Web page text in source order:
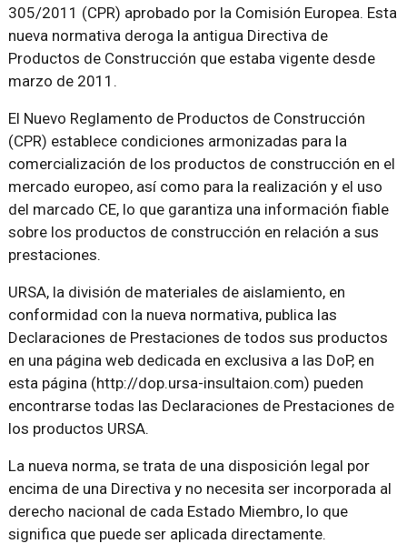
305/2011 (CPR) aprobado por la Comisión Europea. Esta
nueva normativa deroga la antigua Directiva de
Productos de Construcción que estaba vigente desde
marzo de 2011.
El Nuevo Reglamento de Productos de Construcción
(CPR) establece condiciones armonizadas para la
comercialización de los productos de construcción en el
mercado europeo, así como para la realización y el uso
del marcado CE, lo que garantiza una información fiable
sobre los productos de construcción en relación a sus
prestaciones.
URSA, la división de materiales de aislamiento, en
conformidad con la nueva normativa, publica las
Declaraciones de Prestaciones de todos sus productos
en una página web dedicada en exclusiva a las DoP, en
esta página (http://dop.ursa-insultaion.com) pueden
encontrarse todas las Declaraciones de Prestaciones de
los productos URSA.
La nueva norma, se trata de una disposición legal por
encima de una Directiva y no necesita ser incorporada al
derecho nacional de cada Estado Miembro, lo que
significa que puede ser aplicada directamente.